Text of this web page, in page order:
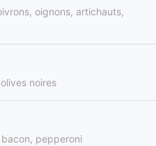
oignons, artichauts,
noires
pepperoni